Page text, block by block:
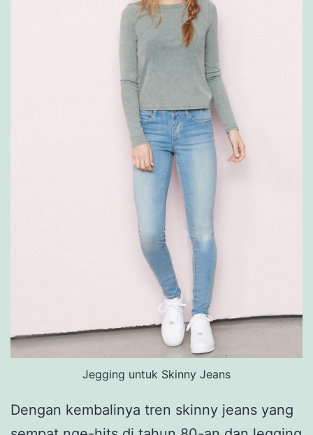
Jegging untuk Skinny Jeans
Dengan kembalinya tren skinny jeans yang